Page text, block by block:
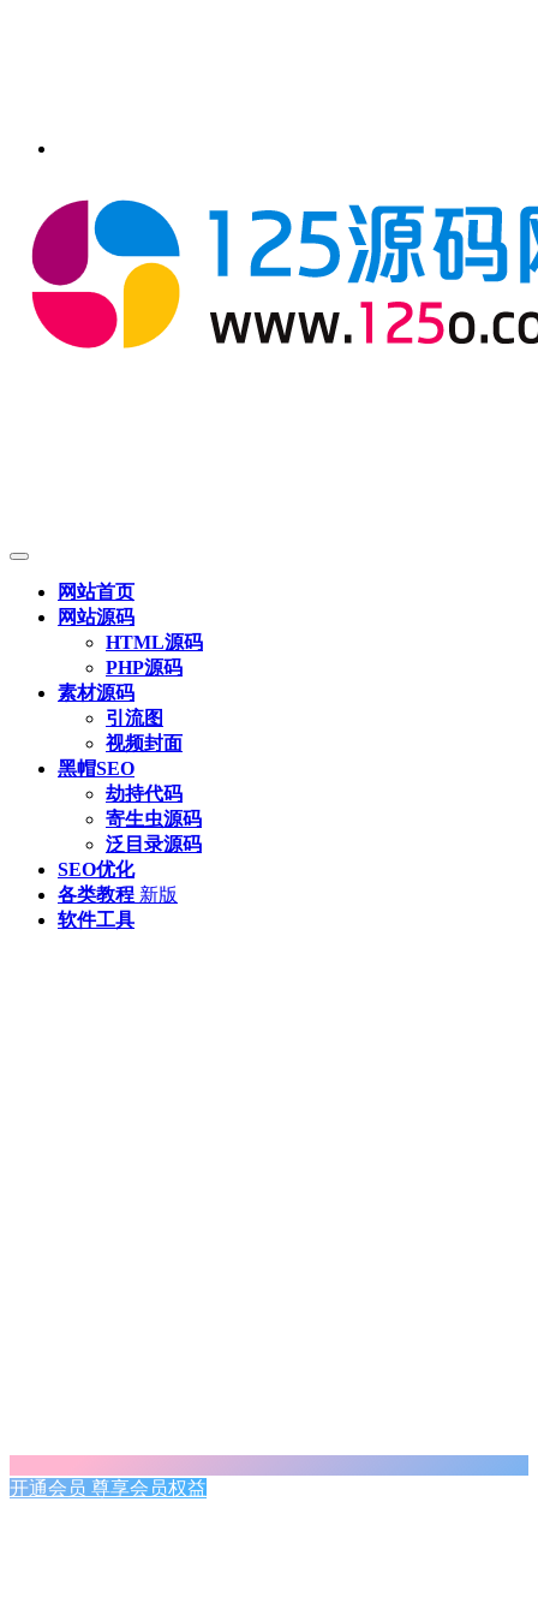
网站首页
网站源码
HTML源码
PHP源码
素材源码
引流图
视频封面
黑帽SEO
劫持代码
寄生虫源码
泛目录源码
SEO优化
各类教程 新版
软件工具
开通会员 尊享会员权益